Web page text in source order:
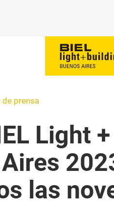
prensa
Light
las